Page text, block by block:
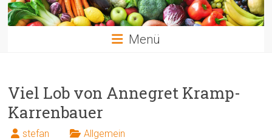
Menü
Viel Lob von Annegret Kramp-
Karrenbauer
stefan Allgemein